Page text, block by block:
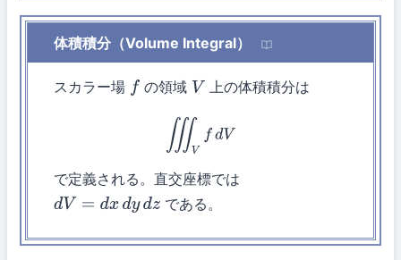
体積積分（Volume Integral）
スカラー場 f の領域 V 上の体積積分は
∭V d V
で定義される。直交座標では
dV= dx dydz である。